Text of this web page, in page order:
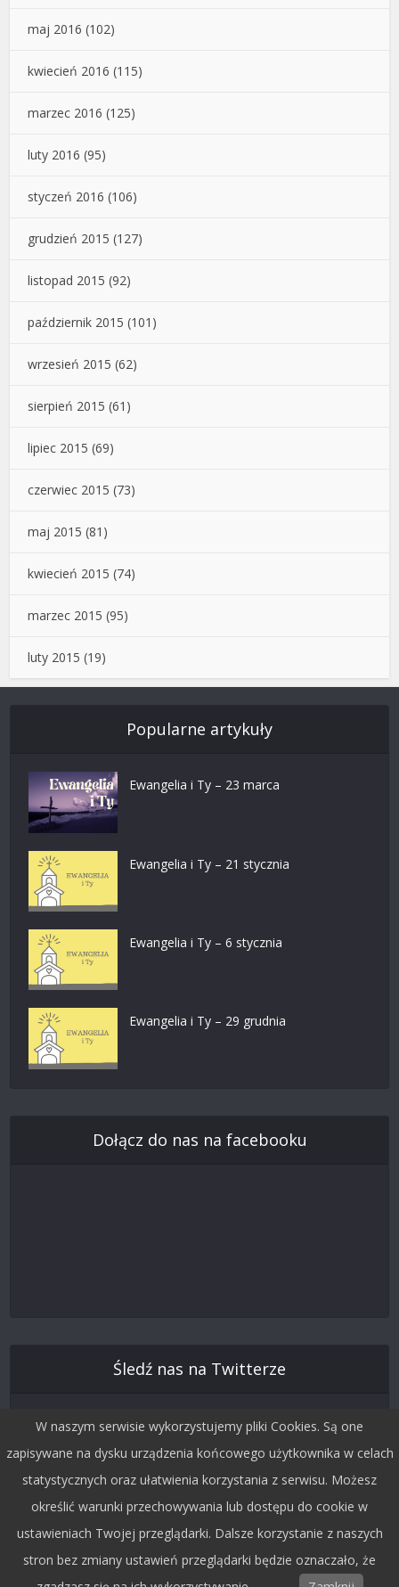
maj 2016 (102)
kwiecień 2016 (115)
marzec 2016 (125)
luty 2016 (95)
styczeń 2016 (106)
grudzień 2015 (127)
listopad 2015 (92)
październik 2015 (101)
wrzesień 2015 (62)
sierpień 2015 (61)
lipiec 2015 (69)
czerwiec 2015 (73)
maj 2015 (81)
kwiecień 2015 (74)
marzec 2015 (95)
luty 2015 (19)
Popularne artykuły
Ewangelia i Ty – 23 marca
Ewangelia i Ty – 21 stycznia
Ewangelia i Ty – 6 stycznia
Ewangelia i Ty – 29 grudnia
Dołącz do nas na facebooku
Śledź nas na Twitterze
Copyright © 2015 by Dobra Fala.
W naszym serwisie wykorzystujemy pliki Cookies. Są one
zapisywane na dysku urządzenia końcowego użytkownika w celach
statystycznych oraz ułatwienia korzystania z serwisu. Możesz
określić warunki przechowywania lub dostępu do cookie w
ustawieniach Twojej przeglądarki. Dalsze korzystanie z naszych
stron bez zmiany ustawień przeglądarki będzie oznaczało, że